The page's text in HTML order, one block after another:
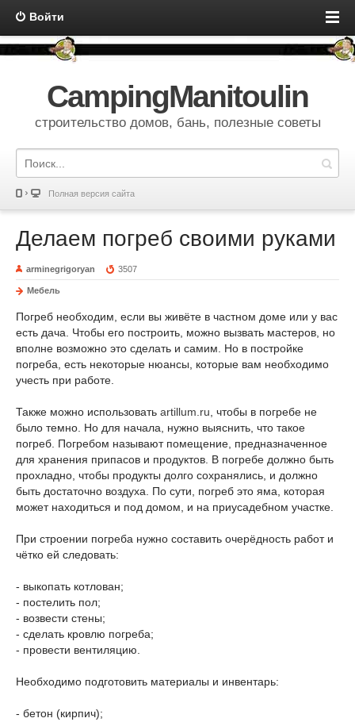
Войти
CampingManitoulin
строительство домов, бань, полезные советы
Полная версия сайта
Делаем погреб своими руками
arminegrigoryan 3507
Мебель
Погреб необходим, если вы живёте в частном доме или у вас
есть дача. Чтобы его построить, можно вызвать мастеров, но
вполне возможно это сделать и самим. Но в постройке
погреба, есть некоторые нюансы, которые вам необходимо
учесть при работе.
Также можно использовать artillum.ru , чтобы в погребе не
было темно. Но для начала, нужно выяснить, что такое
погреб. Погребом называют помещение, предназначенное
для хранения припасов и продуктов. В погребе должно быть
прохладно, чтобы продукты долго сохранялись, и должно
быть достаточно воздуха. По сути, погреб это яма, которая
может находиться и под домом, и на приусадебном участке.
При строении погреба нужно составить очерёдность работ и
чётко ей следовать:
- выкопать котлован;
- постелить пол;
- возвести стены;
- сделать кровлю погреба;
- провести вентиляцию.
Необходимо подготовить материалы и инвентарь:
- бетон (кирпич);